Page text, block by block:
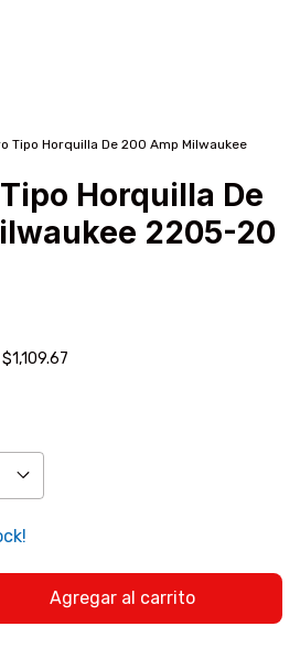
Tipo Horquilla De 200 Amp Milwaukee
Horquilla De
2205-20
$1,109.67